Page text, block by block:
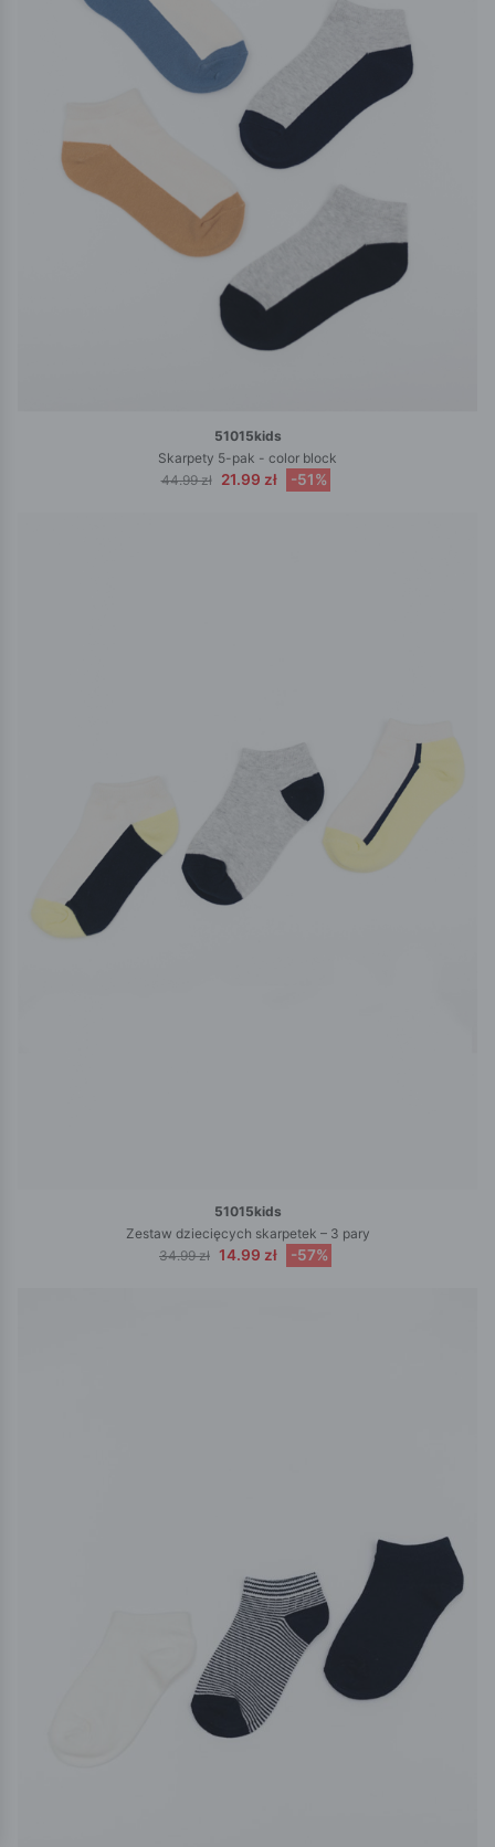
51015kids
Skarpety 5-pak - color block
44.99 zł
21.99 zł -51%
51015kids
Zestaw dziecięcych skarpetek – 3 pary
34.99 zł 14.99 zł -57%